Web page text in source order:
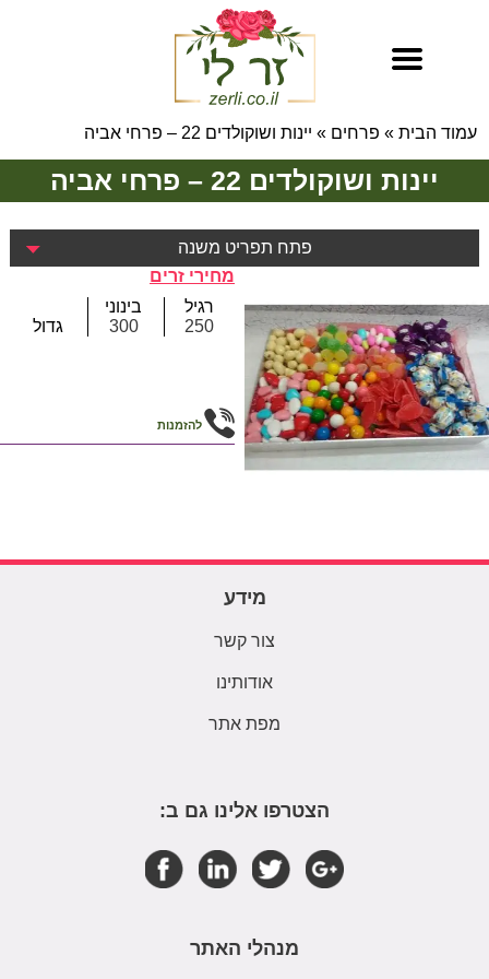
עמוד הבית » פרחים » יינות ושוקולדים 22 – פרחי אביה
יינות ושוקולדים 22 – פרחי אביה
פתח תפריט משנה
מחירי זרים
רגיל
250
בינוני
300
גדול
להזמנות
מידע
צור קשר
אודותינו
מפת אתר
הצטרפו אלינו גם ב:
מנהלי האתר